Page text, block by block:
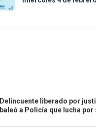
Delincuente liberado por
baleó a Policía que lucha por